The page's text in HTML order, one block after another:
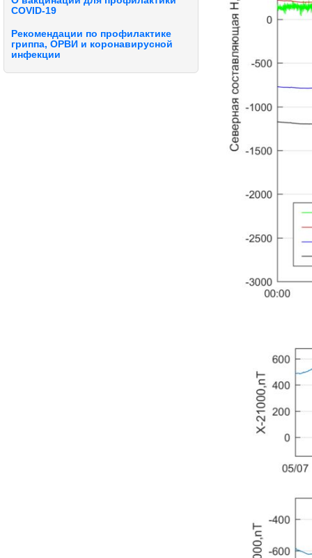
COVID-19
Рекомендации по профилактике
гриппа, ОРВИ и коронавирусной
инфекции